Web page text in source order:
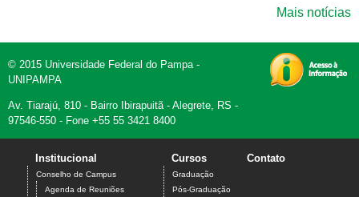
Mais notícias
© 2015 Universidade Federal do Pampa -
UNIPAMPA
Av. Tiarajú, 810 - Bairro Ibirapuitã - Alegrete, RS -
97546-550 - Fone +55 55 3421 8400
Institucional
Conselho de Campus
Agenda de Reuniões
Cursos
Graduação
Pós-Graduação
Contato